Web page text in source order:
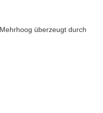
überzeugt durch